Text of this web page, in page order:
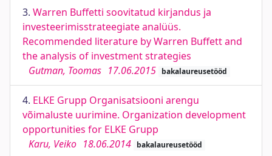
3. Warren Buffetti soovitatud kirjandus ja
investeerimisstrateegiate analüüs.
Recommended literature by Warren Buffett and
the analysis of investment strategies
Gutman, Toomas 17.06.2015 bakalaureusetööd
4. ELKE Grupp Organisatsiooni arengu
võimaluste uurimine. Organization development
opportunities for ELKE Grupp
Karu, Veiko 18.06.2014 bakalaureusetööd